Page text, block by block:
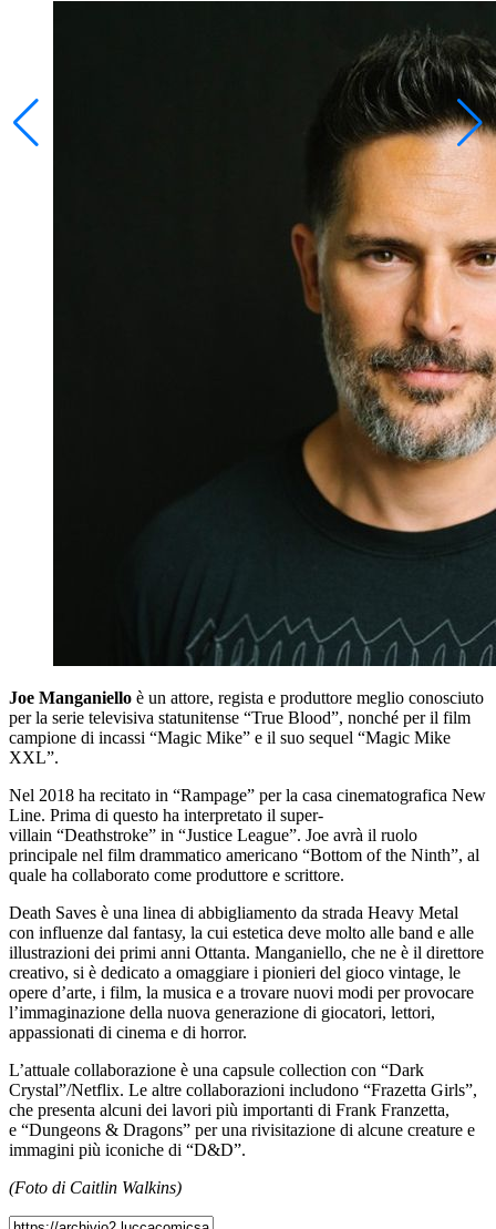
Joe Manganiello è un attore, regista e produttore meglio conosciuto
per la serie televisiva statunitense “True Blood”, nonché per il film
campione di incassi “Magic Mike” e il suo sequel “Magic Mike
XXL”.
Nel 2018 ha recitato in “Rampage” per la casa cinematografica New
Line. Prima di questo ha interpretato il super-
villain “Deathstroke” in “Justice League”. Joe avrà il ruolo
principale nel film drammatico americano “Bottom of the Ninth”, al
quale ha collaborato come produttore e scrittore.
Death Saves è una linea di abbigliamento da strada Heavy Metal
con influenze dal fantasy, la cui estetica deve molto alle band e alle
illustrazioni dei primi anni Ottanta. Manganiello, che ne è il direttore
creativo, si è dedicato a omaggiare i pionieri del gioco vintage, le
opere d’arte, i film, la musica e a trovare nuovi modi per provocare
l’immaginazione della nuova generazione di giocatori, lettori,
appassionati di cinema e di horror.
L’attuale collaborazione è una capsule collection con “Dark
Crystal”/Netflix. Le altre collaborazioni includono “Frazetta Girls”,
che presenta alcuni dei lavori più importanti di Frank Franzetta,
e “Dungeons & Dragons” per una rivisitazione di alcune creature e
immagini più iconiche di “D&D”.
(Foto di Caitlin Walkins)